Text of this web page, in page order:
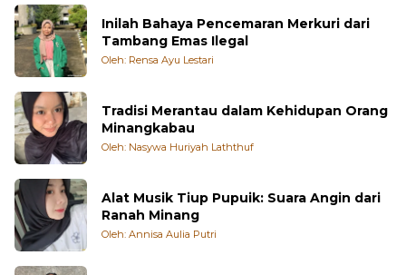
Inilah Bahaya Pencemaran Merkuri dari
Tambang Emas Ilegal
Oleh: Rensa Ayu Lestari
Tradisi Merantau dalam Kehidupan Orang
Minangkabau
Oleh: Nasywa Huriyah Laththuf
Alat Musik Tiup Pupuik: Suara Angin dari
Ranah Minang
Oleh: Annisa Aulia Putri